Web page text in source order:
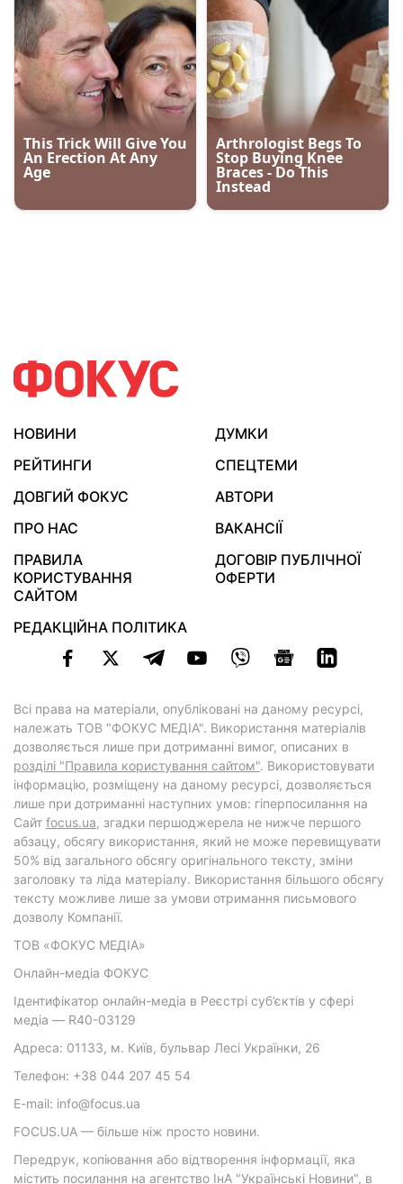
НОВИНИ
ДУМКИ
РЕЙТИНГИ
СПЕЦТЕМИ
ДОВГИЙ ФОКУС
АВТОРИ
ПРО НАС
ВАКАНСІЇ
ПРАВИЛА
КОРИСТУВАННЯ
САЙТОМ
ДОГОВІР ПУБЛІЧНОЇ
ОФЕРТИ
РЕДАКЦІЙНА ПОЛІТИКА
Всі права на матеріали, опубліковані на даному ресурсі,
належать ТОВ "ФОКУС МЕДІА". Використання матеріалів
дозволяється лише при дотриманні вимог, описаних в
розділі "Правила користування сайтом". Використовувати
інформацію, розміщену на даному ресурсі, дозволяється
лише при дотриманні наступних умов: гіперпосилання на
Cайт focus.ua, згадки першоджерела не нижче першого
абзацу, обсягу використання, який не може перевищувати
50% від загального обсягу оригінального тексту, зміни
заголовку та ліда матеріалу. Використання більшого обсягу
тексту можливе лише за умови отримання письмового
дозволу Компанії.
ТОВ «ФОКУС МЕДІА»
Онлайн-медіа ФОКУС
Ідентифікатор онлайн-медіа в Реєстрі суб’єктів у сфері
медіа — R40-03129
Адреса: 01133, м. Київ, бульвар Лесі Українки, 26
Телефон: +38 044 207 45 54
E-mail: info@focus.ua
FOCUS.UA — більше ніж просто новини.
Передрук, копіювання або відтворення інформації, яка
містить посилання на агентство ІнА "Українські Новини", в